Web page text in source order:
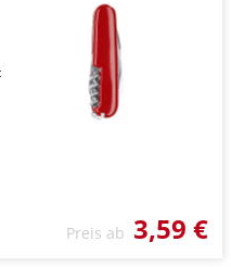
Preis ab 3,59 €